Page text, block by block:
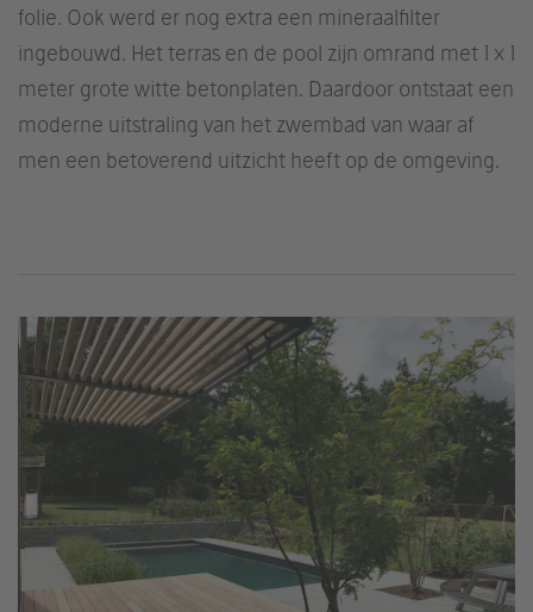
folie. Ook werd er nog extra een mineraalfilter
ingebouwd. Het terras en de pool zijn omrand met 1 x 1
meter grote witte betonplaten. Daardoor ontstaat een
moderne uitstraling van het zwembad van waar af
men een betoverend uitzicht heeft op de omgeving.